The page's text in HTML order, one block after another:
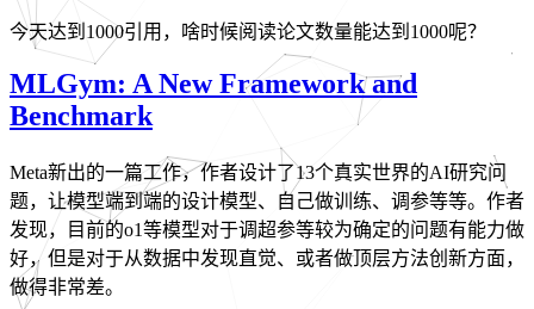
今天达到1000引用，啥时候阅读论文数量能达到1000呢？
MLGym: A New Framework and
Benchmark
Meta新出的一篇工作，作者设计了13个真实世界的AI研究问
题，让模型端到端的设计模型、自己做训练、调参等等。作者
发现，目前的o1等模型对于调超参等较为确定的问题有能力做
好，但是对于从数据中发现直觉、或者做顶层方法创新方面，
做得非常差。